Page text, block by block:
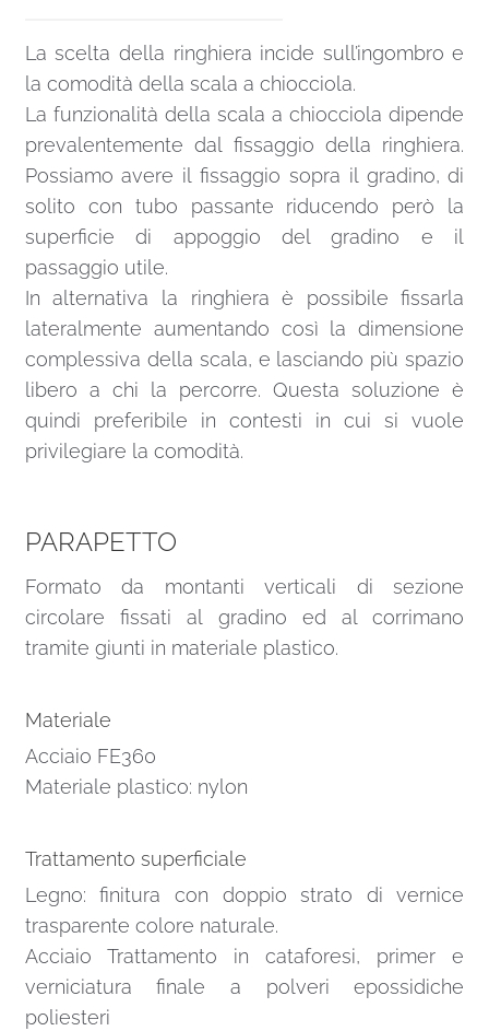
La scelta della ringhiera incide sull’ingombro e
la comodità della scala a chiocciola.
La funzionalità della scala a chiocciola dipende
prevalentemente dal fissaggio della ringhiera.
Possiamo avere il fissaggio sopra il gradino, di
solito con tubo passante riducendo però la
superficie di appoggio del gradino e il
passaggio utile.
In alternativa la ringhiera è possibile fissarla
lateralmente aumentando così la dimensione
complessiva della scala, e lasciando più spazio
libero a chi la percorre. Questa soluzione è
quindi preferibile in contesti in cui si vuole
privilegiare la comodità.
PARAPETTO
Formato da montanti verticali di sezione
circolare fissati al gradino ed al corrimano
tramite giunti in materiale plastico.
Materiale
Acciaio FE360
Materiale plastico: nylon
Trattamento superficiale
Legno: finitura con doppio strato di vernice
trasparente colore naturale.
Acciaio Trattamento in cataforesi, primer e
verniciatura finale a polveri epossidiche
poliesteri